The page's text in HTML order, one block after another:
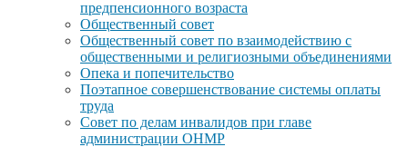
предпенсионного возраста
Общественный совет
Общественный совет по взаимодействию с
общественными и религиозными объединениями
Опека и попечительство
Поэтапное совершенствование системы оплаты
труда
Совет по делам инвалидов при главе
администрации ОНМР